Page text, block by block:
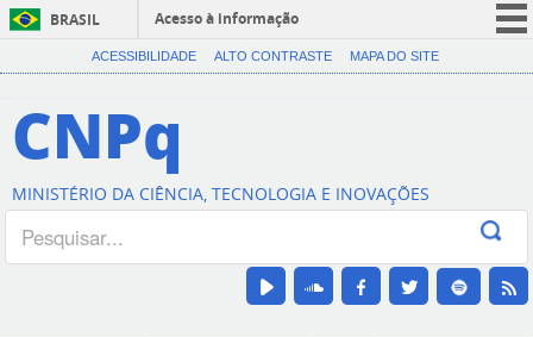
BRASIL
Acesso à informação
CORONAVÍRUS (COVID-19)
Canais
ACESSIBILIDADE ALTO CONTRASTE MAPA DO SITE
CNPq
MINISTÉRIO DA CIÊNCIA, TECNOLOGIA E INOVAÇÕES